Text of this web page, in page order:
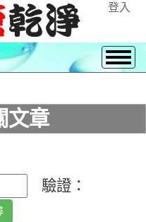
登入
文章
驗證：